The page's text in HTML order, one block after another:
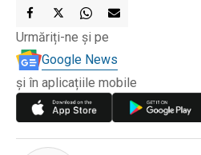
Urmăriți-ne și pe
Google News
și în aplicațiile mobile